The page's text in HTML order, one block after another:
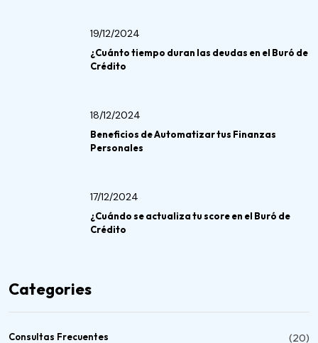
19/12/2024
¿Cuánto tiempo duran las deudas en el Buró de
Crédito
18/12/2024
Beneficios de Automatizar tus Finanzas
Personales
17/12/2024
¿Cuándo se actualiza tu score en el Buró de
Crédito
Categories
Consultas Frecuentes (20)